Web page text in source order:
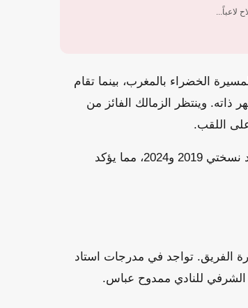
النهائي يوم 19 أبريل على ملعب المسيرة الخضراء بالمغرب، بينما تقام
المقبل، ومواجهة الحسم بالقاهرة في 16 من الشهر ذاته. وينتظر الزمالك الفائز من
اللقب.
يُعد هذا التأهل هو الظهور الثالث للزمالك في نهائي بطولة الكونفدرالية، بعد نسختي 2019 و2024، مما يؤكد
الفريق. تواجد في مدرجات استاد
الشرفي للنادي ممدوح عباس.